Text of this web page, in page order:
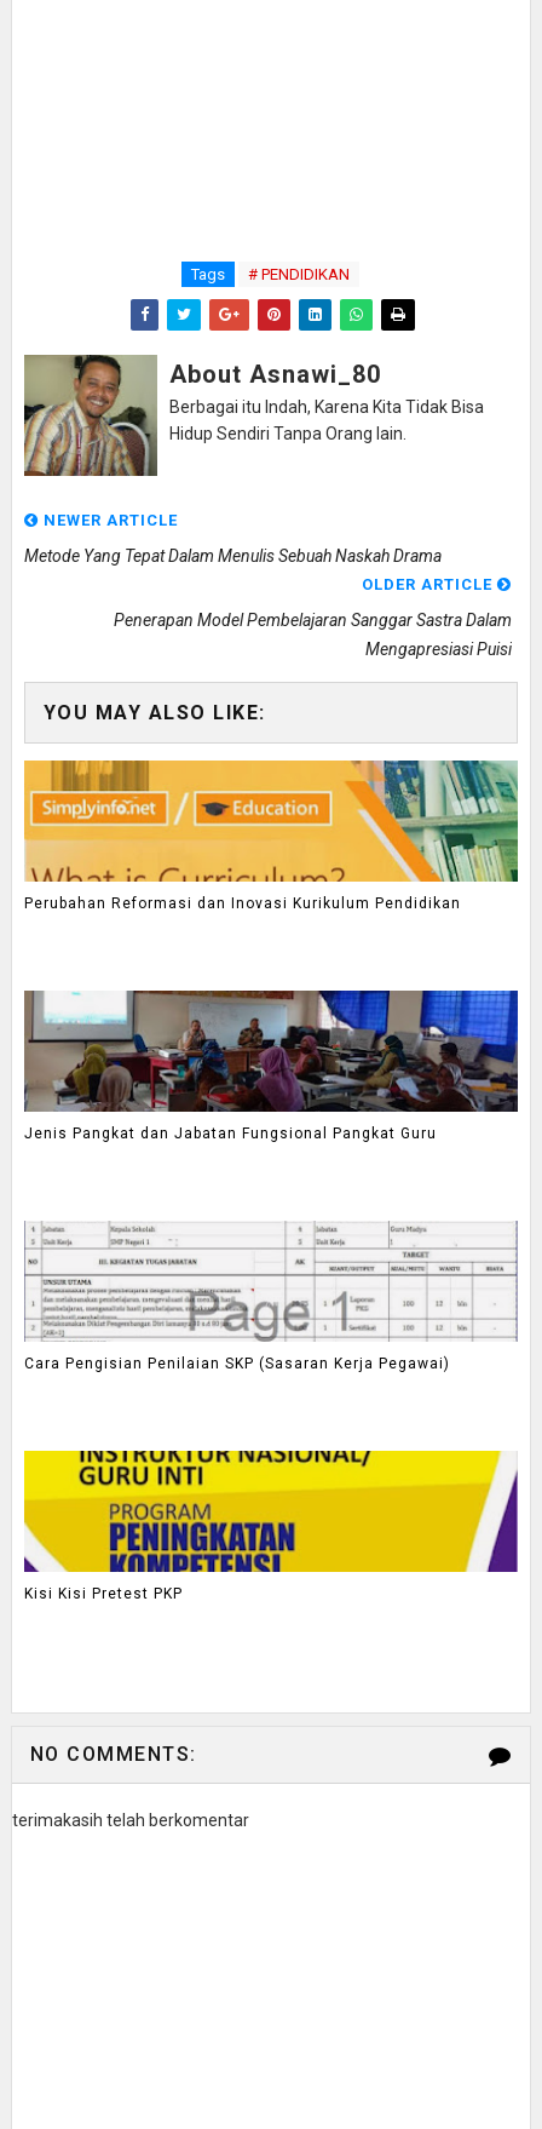
Tags # PENDIDIKAN
About Asnawi_80
Berbagai itu Indah, Karena Kita Tidak Bisa
Hidup Sendiri Tanpa Orang lain.
NEWER ARTICLE
Metode Yang Tepat Dalam Menulis Sebuah Naskah Drama
OLDER ARTICLE
Penerapan Model Pembelajaran Sanggar Sastra Dalam
Mengapresiasi Puisi
YOU MAY ALSO LIKE:
Perubahan Reformasi dan Inovasi Kurikulum Pendidikan
Jenis Pangkat dan Jabatan Fungsional Pangkat Guru
Cara Pengisian Penilaian SKP (Sasaran Kerja Pegawai)
Kisi Kisi Pretest PKP
NO COMMENTS:
terimakasih telah berkomentar